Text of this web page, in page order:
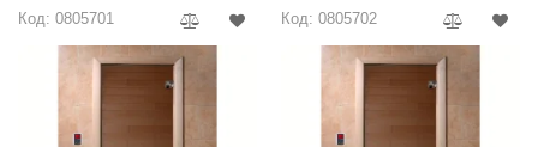
2000
Код: 0805701 Код: 0805702